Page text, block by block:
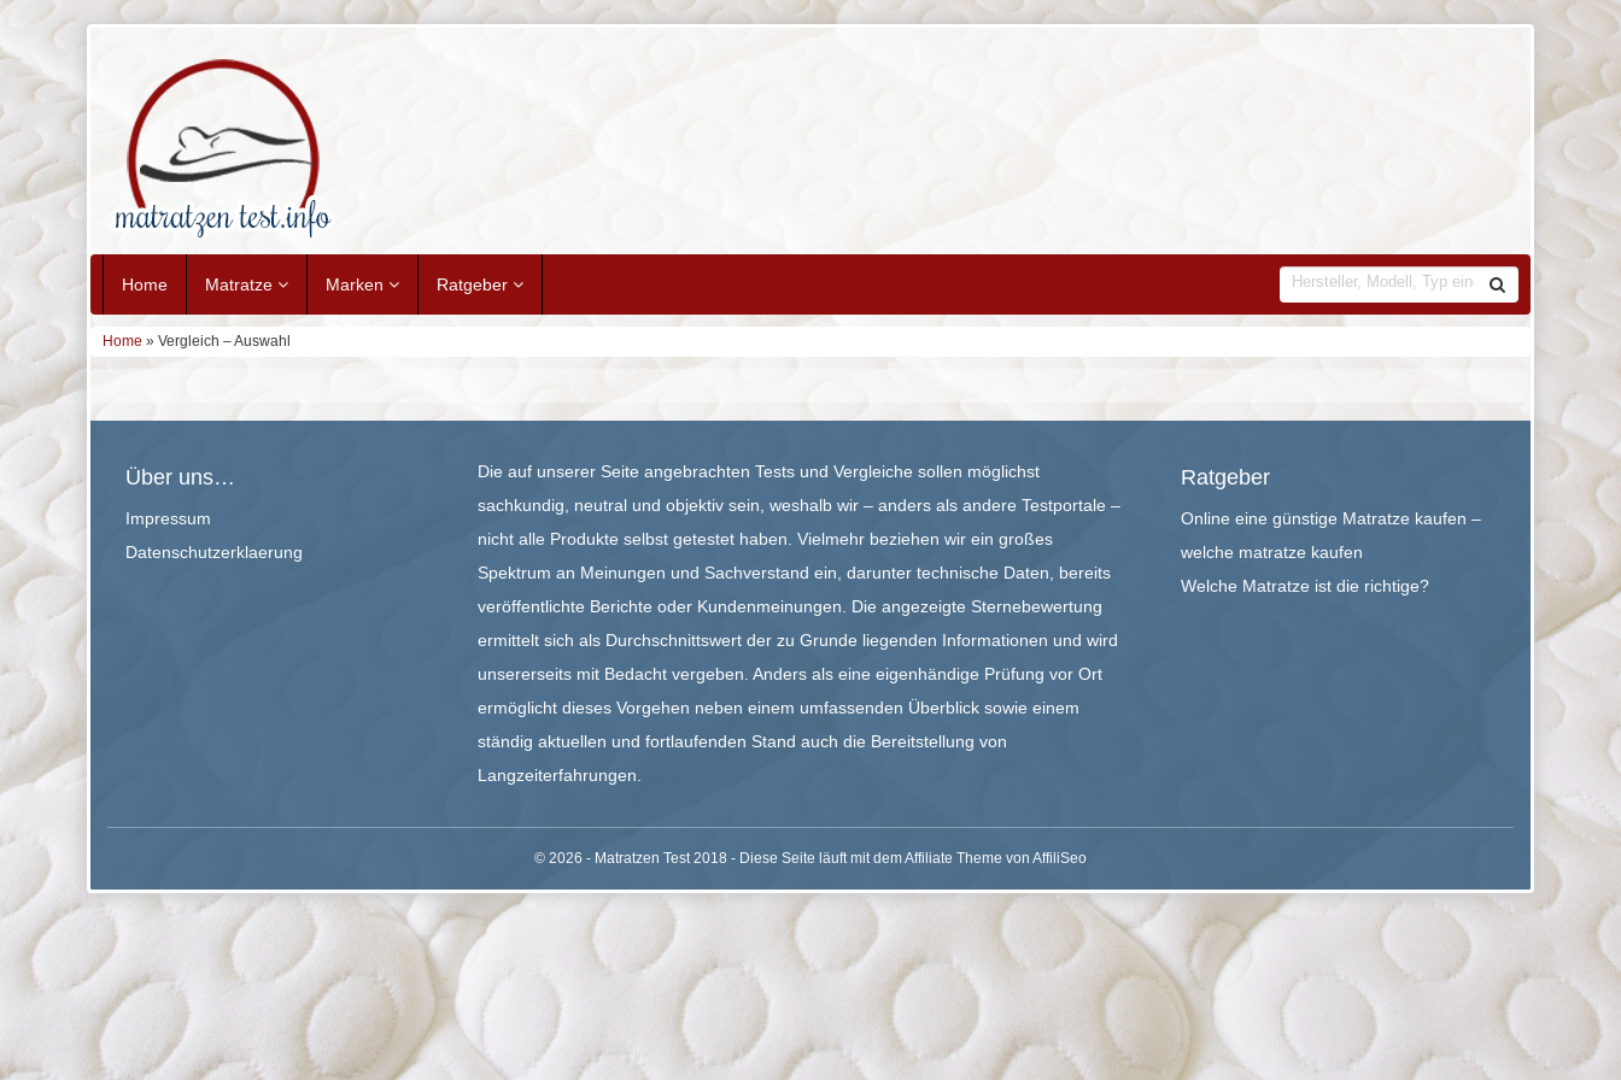
Home Matratze Marken Ratgeber
Home » Vergleich – Auswahl
Über uns…
Impressum
Datenschutzerklaerung
Die auf unserer Seite angebrachten Tests und Vergleiche sollen möglichst
sachkundig, neutral und objektiv sein, weshalb wir – anders als andere Testportale –
nicht alle Produkte selbst getestet haben. Vielmehr beziehen wir ein großes
Spektrum an Meinungen und Sachverstand ein, darunter technische Daten, bereits
veröffentlichte Berichte oder Kundenmeinungen. Die angezeigte Sternebewertung
ermittelt sich als Durchschnittswert der zu Grunde liegenden Informationen und wird
unsererseits mit Bedacht vergeben. Anders als eine eigenhändige Prüfung vor Ort
ermöglicht dieses Vorgehen neben einem umfassenden Überblick sowie einem
ständig aktuellen und fortlaufenden Stand auch die Bereitstellung von
Langzeiterfahrungen.
Ratgeber
Online eine günstige Matratze kaufen –
welche matratze kaufen
Welche Matratze ist die richtige?
© 2026 - Matratzen Test 2018 - Diese Seite läuft mit dem Affiliate Theme von AffiliSeo